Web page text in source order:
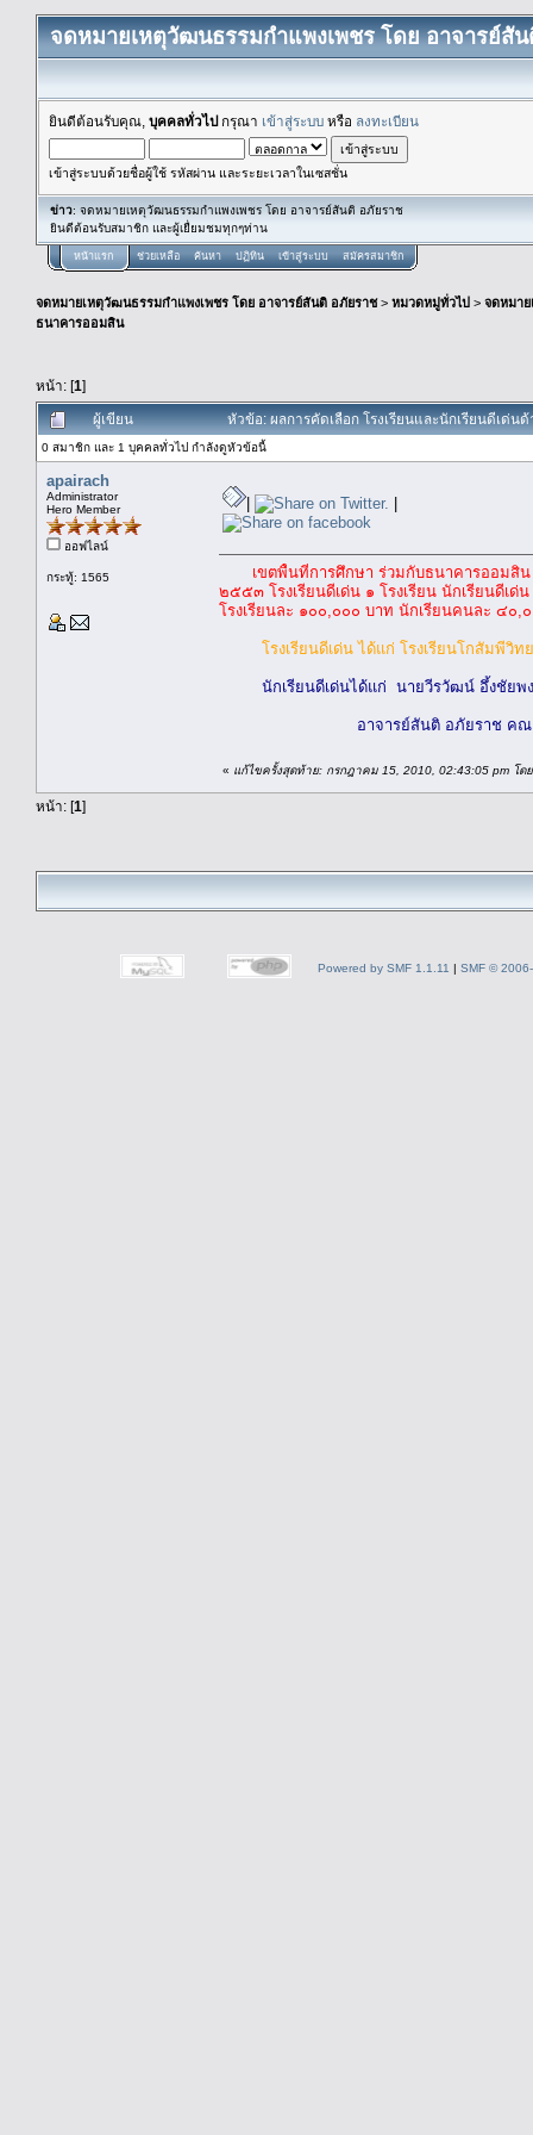
จดหมายเหตุวัฒนธรรมกำแพงเพชร โดย อาจารย์สั
ยินดีต้อนรับคุณ, บุคคลทั่วไปกรุณา เข้าสู่ระบบ หรือ ลงทะเบียน
เข้าสู่ระบบด้วยชื่อผู้ใช้ รหัสผ่าน และระยะเวลาในเซสชั่น
ข่าว: จดหมายเหตุวัฒนธรรมกำแพงเพชร โดย อาจารย์สันติ อภัยราช
ยินดีต้อนรับสมาชิก และผู้เยื่ยมชมทุกๆท่าน
หน้าแรก ช่วยเหลือ ค้นหา ปฏิทิน เข้าสู่ระบบ สมัครสมาชิก
จดหมายเหตุวัฒนธรรมกำแพงเพชร โดย อาจารย์สันติ อภัยราช> หมวดหมู่ทั่วไป > จดหมา
ธนาคารออมสิน
หน้า: [1]
ผู้เขียน หัวข้อ: ผลการคัดเลือก โรงเรียนและนักเรียนดีเด่
0 สมาชิก และ 1 บุคคลทั่วไป กำลังดูหัวข้อนี้
apairach
Administrator
Hero Member
ออฟไลน์
กระทู้: 1565
| |
เขตพื้นที่การศึกษา ร่วมกับธนาคารออมสิน
๒๕๕๓ โรงเรียนดีเด่น ๑ โรงเรียน นักเรียนดีเ
โรงเรียนละ ๑๐๐,๐๐๐ บาท นักเรียนคนละ ๔
โรงเรียนดีเด่น ได้แก่ โรงเรียนโกสัมพีวิ
นักเรียนดีเด่นได้แก่ นายวีรวัฒน์ อึ้งชัยพ
อาจารย์สันติ อภัยราช ค
« แก้ไขครั้งสุดท้าย: กรกฎาคม 15, 2010, 02:43:05 pm โด
หน้า: [1]
Powered by SMF 1.1.11 | SMF ©